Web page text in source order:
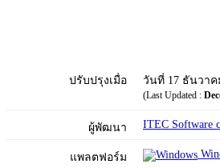
ปรับปรุงเมื่อ วันที่ 17 ธันวาค
(Last Updated :
ผู้พัฒนา ITEC Software
แพลตฟอร์ม